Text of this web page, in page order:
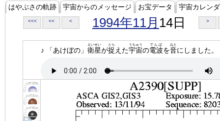
はやぶさの軌跡 宇宙からのメッセージ お宝データ 宇宙カレン
<<< << < 1994年11月 14日 >
♪ 「あけぼの」 衛星
えいせい
が捉
とら
えた宇宙
うちゅう
の電波
でんぱ
を音
おと
にしました。